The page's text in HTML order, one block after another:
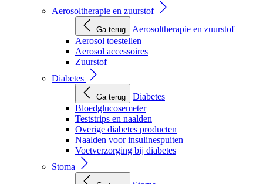
Aerosoltherapie en zuurstof
Ga terug
Aerosoltherapie en zuurstof
Aerosol toestellen
Aerosol accessoires
Zuurstof
Diabetes
Ga terug
Diabetes
Bloedglucosemeter
Teststrips en naalden
Overige diabetes producten
Naalden voor insulinespuiten
Voetverzorging bij diabetes
Stoma